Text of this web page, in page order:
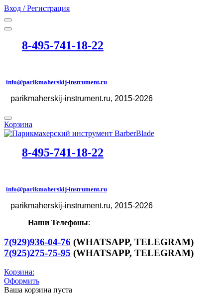
Вход / Регистрация
8-495-741-18-22
info@parikmaherskij-instrument.ru
parikmaherskij-instrument.ru, 2015-2026
Корзина
8-495-741-18-22
info@parikmaherskij-instrument.ru
parikmaherskij-instrument.ru, 2015-2026
Наши Телефоны:
7(929)936-04-76 (WHATSAPP, TELEGRAM)
7(925)275-75-95 (WHATSAPP, TELEGRAM)
Корзина:
Оформить
Ваша корзина пуста